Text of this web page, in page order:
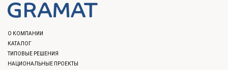
О КОМПАНИИ
КАТАЛОГ
ТИПОВЫЕ РЕШЕНИЯ
НАЦИОНАЛЬНЫЕ ПРОЕКТЫ